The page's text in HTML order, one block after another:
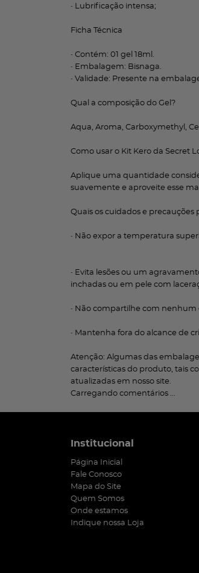
• Lubrificação intensa;
Ficha Técnica
• Contém: 01 gel 18ml.
• Embalagem: Bisnaga.
• Validade: Presente na
Qual a composição do Gel?
Aqua, Aroma, Carboxymethyl,
Como usar o Kit Kero da Secret
Aplique uma quantidade
suavemente e aproveite esse
Quais os cuidados e precauções
• Não expor a temperatura
• Evita lesões ou um
inchadas ou em pele com
• Não compartilhe com nenhum
• Mantenha fora do alcance de
Atenção: Algumas das
características do produto, tais
atualizadas em nosso site.
Carregando comentários ...
Institucional
Página Inicial
Fale Conosco
Mapa do Site
Quem Somos
Onde estamos
Indique nossa Loja